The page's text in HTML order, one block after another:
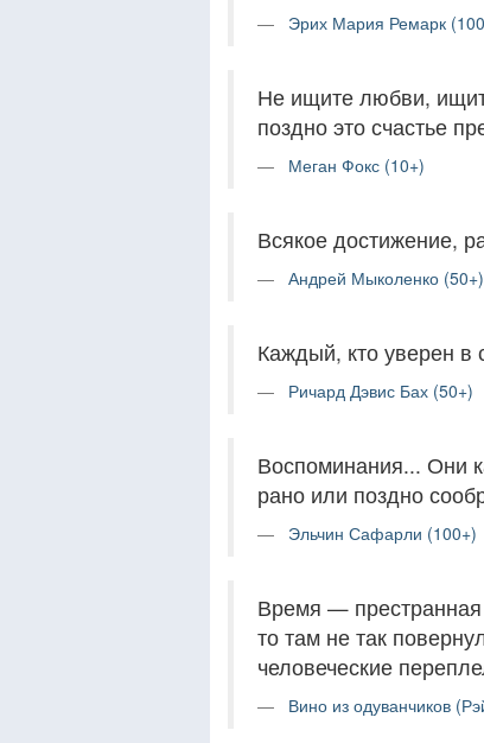
Эрих Мария Ремарк
Не ищите любви,
поздно это счастье
Меган Фокс (10+)
Всякое достижение,
Андрей Мыколенко (50+)
Каждый, кто уверен в
Ричард Дэвис Бах (50+)
Воспоминания... Они
рано или поздно
Эльчин Сафарли (100+)
Время —
то там не так
человеческие
Вино из одуванчиков